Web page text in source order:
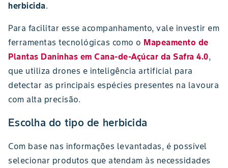
herbicida.
Para facilitar esse acompanhamento, vale investir em
ferramentas tecnológicas como o Mapeamento de
Plantas Daninhas em Cana-de-Açúcar da Safra 4.0,
que utiliza drones e inteligência artificial para
detectar as principais espécies presentes na lavoura
com alta precisão.
Escolha do tipo de herbicida
Com base nas informações levantadas, é possível
selecionar produtos que atendam às necessidades